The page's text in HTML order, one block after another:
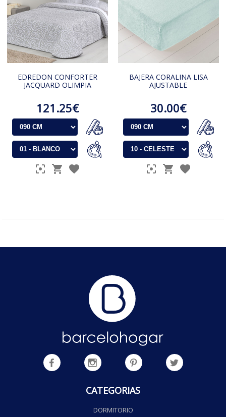
EDREDON CONFORTER
JACQUARD OLIMPIA
121.25€
BAJERA CORALINA LISA
AJUSTABLE
30.00€
CATEGORIAS
DORMITORIO